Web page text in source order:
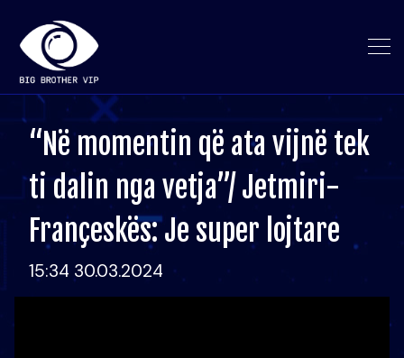
“Në momentin që ata vijnë tek
ti dalin nga vetja”/ Jetmiri-
Françeskës: Je super lojtare
15:34 30.03.2024